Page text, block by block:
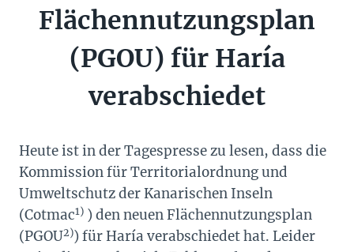
Flächennutzungsplan
(PGOU) für Haría
verabschiedet
Heute ist in der Tagespresse zu lesen, dass die
Kommission für Territorialordnung und
Umweltschutz der Kanarischen Inseln
(Cotmac1) ) den neuen Flächennutzungsplan
(PGOU2)) für Haría verabschiedet hat. Leider